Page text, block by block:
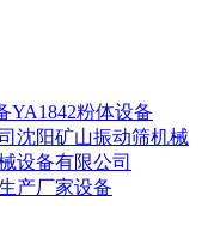
YA1842粉体设备
沈阳矿山振动筛机械
设备有限公司
产厂家设备